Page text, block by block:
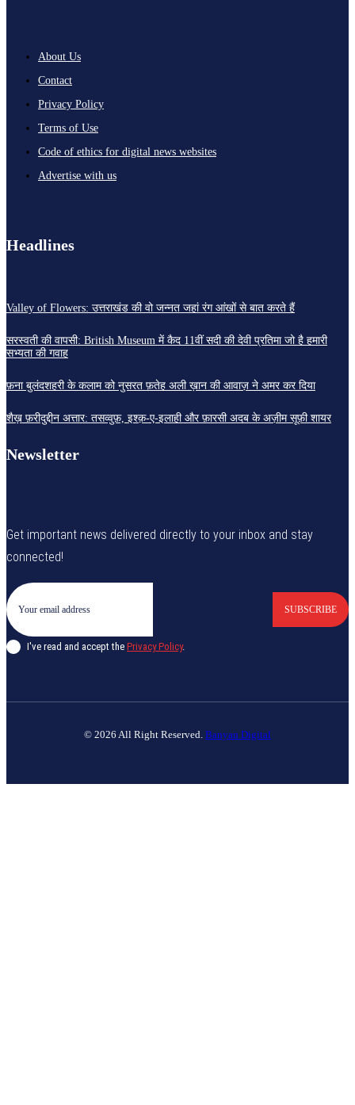
About Us
Contact
Privacy Policy
Terms of Use
Code of ethics for digital news websites
Advertise with us
Headlines
Valley of Flowers: उत्तराखंड की वो जन्नत जहां रंग आंखों से बात करते हैं
सरस्वती की वापसी: British Museum में कैद 11वीं सदी की देवी प्रतिमा जो है हमारी
सभ्यता की गवाह
फ़ना बुलंदशहरी के कलाम को नुसरत फ़तेह अली ख़ान की आवाज़ ने अमर कर दिया
शैख़ फ़रीदुद्दीन अत्तार: तसव्वुफ़, इश्क़-ए-इलाही और फ़ारसी अदब के अज़ीम सूफ़ी शायर
Newsletter
Get important news delivered directly to your inbox and stay
connected!
SUBSCRIBE
I've read and accept the Privacy Policy.
© 2026 All Right Reserved. Banyan Digital